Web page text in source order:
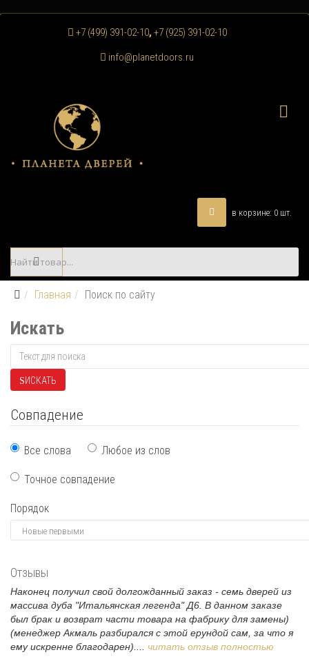
+7 (499) 391-02-10, +7 (925) 391-02-10
info@planetdoors.ru
в корзине: 0 шт.
Главная Поиск по сайту
Искать
ИСКАТЬ
Совпадение
Все слова Любое из слов
Точное совпадение
Порядок
Отзывы
Наконец получил свой долгожданный заказ - семь дверей из
массива дуба "Итальянская легенда" Д6. В данном заказе
был брак и возврат части товара на фабрику для замены)
(менеджер Акмаль разбирался с этой ерундой сам, за что я
ему искренне благодарен).... читать отзыв полностью